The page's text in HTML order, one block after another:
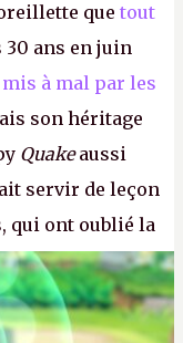
que tout
30 ans en juin
mis à mal par les
son héritage
Quakeaussi
servir de leçon
qui ont oublié la
joueurs et les
guerre des